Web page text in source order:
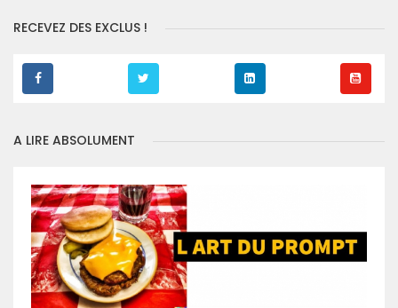
RECEVEZ DES EXCLUS !
A LIRE ABSOLUMENT